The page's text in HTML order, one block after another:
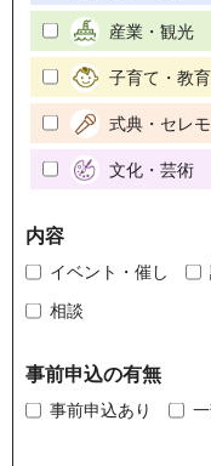
産業・観光
子育て・教育
式典・セレ
文化・芸術
内容
イベント・催し
相談
事前申込の有無
事前申込あり